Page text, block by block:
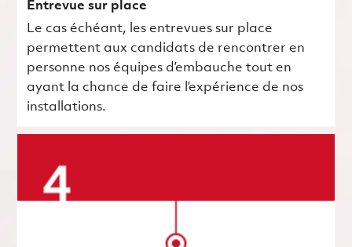
Entrevue sur place
Le cas échéant, les entrevues sur place
permettent aux candidats de rencontrer en
personne nos équipes d’embauche tout en
ayant la chance de faire l’expérience de nos
installations.